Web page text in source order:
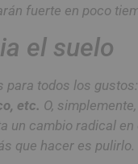
fuerte en poco
el suelo
para todos los gustos:
etc. O,
un cambio radical
que hacer es pulirlo.